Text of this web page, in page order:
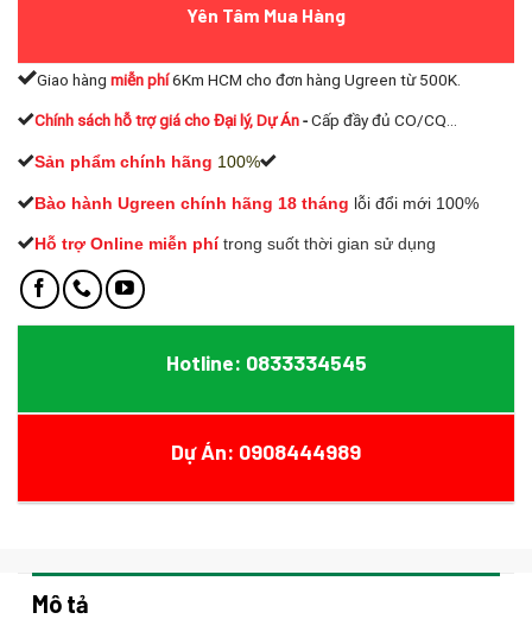
Yên Tâm Mua Hàng
Giao hàng miễn phí6Km HCM cho đơn hàng Ugreen từ 500K.
Chính sách hỗ trợ giá cho Đại lý, Dự Án-Cấp đầy đủ CO/CQ...
Sản phẩm chính hãng 100%
Bào hành Ugreen chính hãng 18 tháng lỗi đổi mới 100%
Hỗ trợ Online miễn phí trong suốt thời gian sử dụng
Hotline: 0833334545
Dự Án: 0908444989
Mô tả